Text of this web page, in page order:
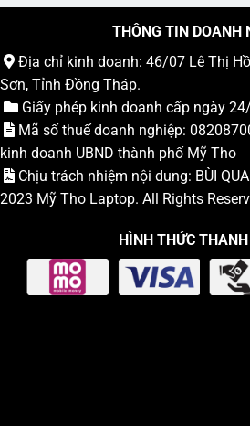
THÔNG TIN DOANH
Địa chỉ kinh doanh: 46/07 Lê Thị
Sơn, Tỉnh Đồng Tháp.
Giấy phép kinh doanh cấp ngày
Mã số thuế doanh nghiệp:
kinh doanh UBND thành phố Mỹ Tho
Chịu trách nhiệm nội dung: BÙI
2023 Mỹ Tho Laptop. All Rights
HÌNH THỨC